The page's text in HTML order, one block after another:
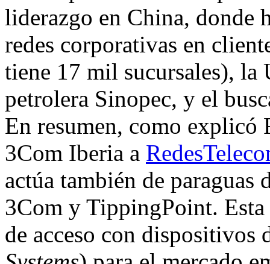
liderazgo en China, donde
redes corporativas en
tiene 17 mil sucursales),
petrolera Sinopec, y el
En resumen, como explicó
3Com Iberia a
actúa también de paraguas
3Com y TippingPoint.
de acceso con dispositivos